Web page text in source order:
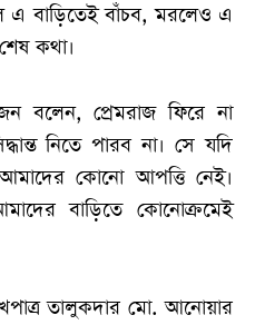
এ বাড়িতেই বাঁচব, মরলেও এ
কথা।
বলেন, প্রেমরাজ ফিরে না
নিতে পারব না। সে যদি
আমাদের কোনোআপত্তি নেই।
বাড়িতে কোনোক্রমেই
তালুকদার মো.আনোয়ার